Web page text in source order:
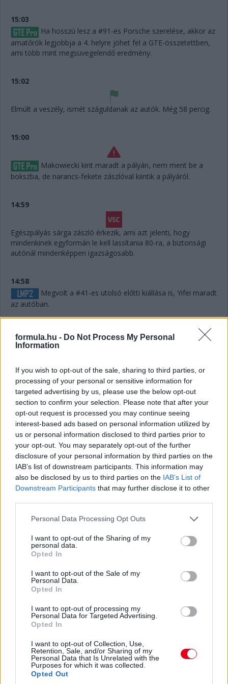
formula.hu - Do Not Process My Personal
Information
If you wish to opt-out of the sale, sharing to third parties, or
processing of your personal or sensitive information for
targeted advertising by us, please use the below opt-out
section to confirm your selection. Please note that after your
opt-out request is processed you may continue seeing
interest-based ads based on personal information utilized by
us or personal information disclosed to third parties prior to
your opt-out. You may separately opt-out of the further
disclosure of your personal information by third parties on the
IAB’s list of downstream participants. This information may
also be disclosed by us to third parties on the IAB’s List of
Downstream Participants that may further disclose it to other
Please note that this website/app uses one or more Google
not limited to your visit or usage behaviour. You may click to
grant or deny consent to Google and its third-party tags to
use your data for below specified purposes in below Google
consent section.
Personal Data Processing Opt Outs
I want to opt-out of the Sharing of my
personal data.
Opted In
I want to opt-out of the Sale of my
Personal Data.
Opted In
I want to opt-out of processing my
Personal Data for Targeted Advertising.
Opted In
I want to opt-out of Collection, Use,
Retention, Sale, and/or Sharing of my
Personal Data that Is Unrelated with the
Purposes for which it was collected.
Opted Out
15:03
Ha hosszú lesz a #91-es Porsche szerelése, akkor az
amatőrök legjobbja a 4. helyre jöhet fel a GTE-összetettben,
ami több mint megsüvegelendő eredmény.
15:02
Elmúlt a veszély, ismét száguldanak az autók. Még 58 percig.
15:00
Makowiecki kint maradt a pályán, nem ment be a
bokszba, de narancs-fekete zászlóval kiintik a pályáról.
14:59
Egészpályás sárga zászló érkezik, ami azt jelenti, hogy
mindenkinek egyformán le kell lassítania 80-ra, a biztonsági
autónál mindenképpen igazságosabb.
14:58
Megvolt a #41-es utolsó előtti kiállása is, Yifei maradt
az autóban.
14:56
sikánon, és elhagyta a diffúzorát! Aztán újabb darabok esnek
le az autóról, aminek elment a fékje a kritikus pillanatban a
versenyző elmondása szerint.
14:53
A hátsó gumikat le tudták ugyan cserélni, de megint
ugrálni kellett az autón, mert az emelő, az bizony továbbra
sem működik rendesen.
14:53
Hajjajj... A #31-es kerékcserén. Vajon most sima
lesz?
estek ki, de semmi jele nincs annak, hogy ez az autó még
megmozdulna. Maradtak 45-en.
Akárhogy számolom, a két WRT-nek még két-két